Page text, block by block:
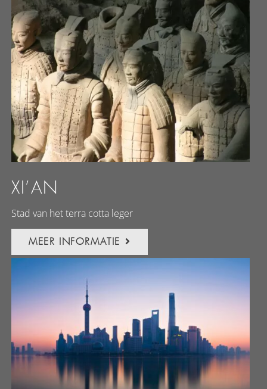
XI’AN
Stad van het terra cotta leger
MEER INFORMATIE